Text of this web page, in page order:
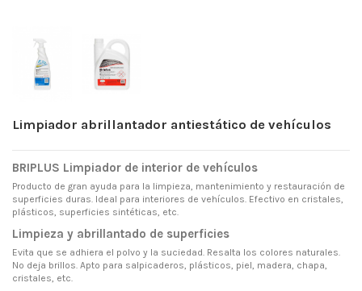
Limpiador abrillantador antiestático de vehículos
BRIPLUS Limpiador de interior de vehículos
Producto de gran ayuda para la limpieza, mantenimiento y restauración de
superficies duras. Ideal para interiores de vehículos. Efectivo en cristales,
plásticos, superficies sintéticas, etc.
Limpieza y abrillantado de superficies
Evita que se adhiera el polvo y la suciedad. Resalta los colores naturales.
No deja brillos. Apto para salpicaderos, plásticos, piel, madera, chapa,
cristales, etc.